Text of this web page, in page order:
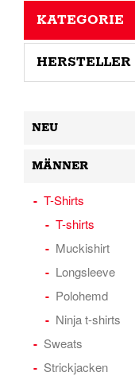
KATEGORIE
HERSTELLER
NEU
MÄNNER
T-Shirts
T-shirts
Muckishirt
Longsleeve
Polohemd
Ninja t-shirts
Sweats
Strickjacken